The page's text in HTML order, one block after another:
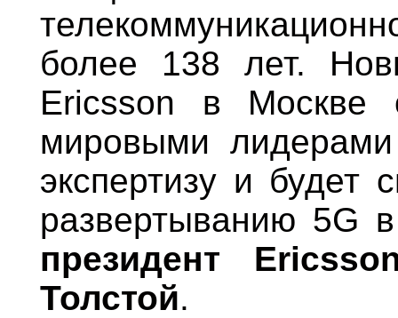
более 138 лет.
Ericsson в Москве
мировыми
экспертизу и будет
развертыванию 5G
президент
Толстой.